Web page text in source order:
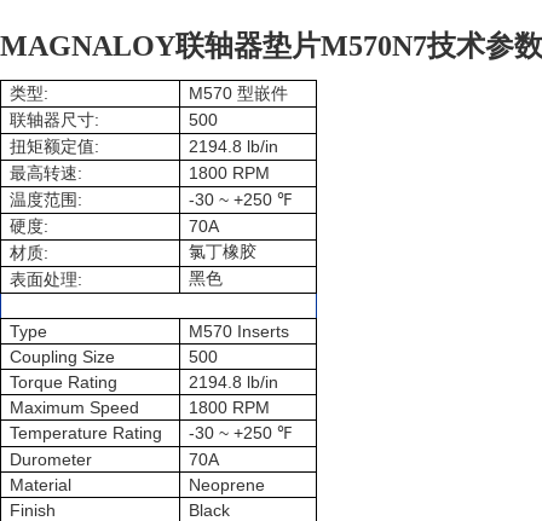
MAGNALOY联轴器垫片M570N7技术参数
类型: M570 型嵌件
联轴器尺寸: 500
扭矩额定值: 2194.8 lb/in
最高转速: 1800 RPM
温度范围 : -30 ~ +250 ℉
硬度: 70A
材质:
氯丁橡胶
表面处理: 黑色
Type
M570 Inserts
Coupling Size
500
Torque Rating
2194.8 lb/in
Maximum Speed
1800 RPM
Temperature Rating
-30 ~ +250 ℉
Durometer
70A
Material
Neoprene
Finish
Black